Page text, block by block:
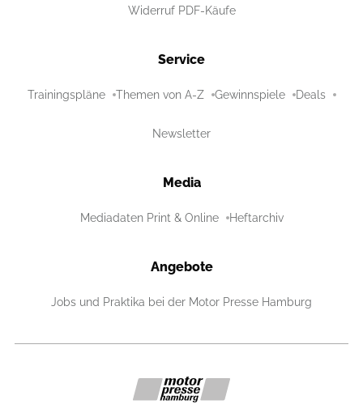
Widerruf PDF-Käufe
Service
Trainingspläne Themen von A-Z Gewinnspiele Deals
Newsletter
Media
Mediadaten Print & Online Heftarchiv
Angebote
Jobs und Praktika bei der Motor Presse Hamburg